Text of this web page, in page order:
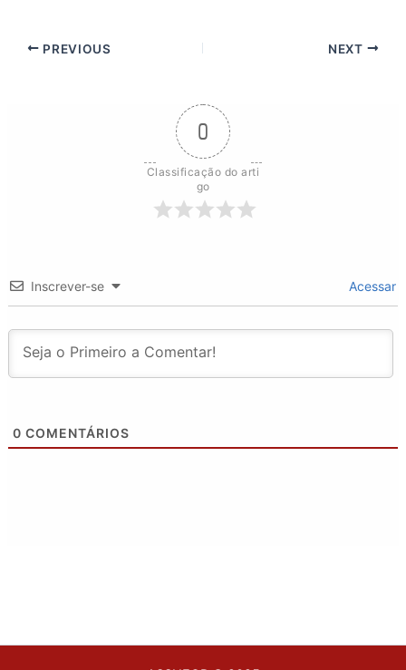
PREVIOUS NEXT
0
Classificação do arti
go
Inscrever-se Acessar
0 COMENTÁRIOS